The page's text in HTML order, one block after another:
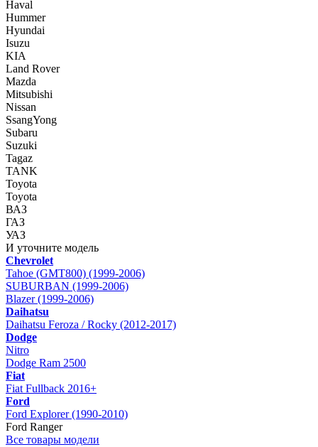
Haval
Hummer
Hyundai
Isuzu
KIA
Land Rover
Mazda
Mitsubishi
Nissan
SsangYong
Subaru
Suzuki
Tagaz
TANK
Toyota
Toyota
ВАЗ
ГАЗ
УАЗ
И уточните модель
Chevrolet
Tahoe (GMT800) (1999-2006)
SUBURBAN (1999-2006)
Blazer (1999-2006)
Daihatsu
Daihatsu Feroza / Rocky (2012-2017)
Dodge
Nitro
Dodge Ram 2500
Fiat
Fiat Fullback 2016+
Ford
Ford Explorer (1990-2010)
Ford Ranger
Все товары модели